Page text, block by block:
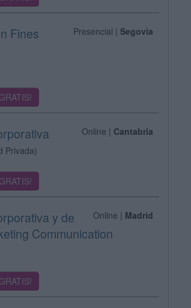
Presencial | Segovia
Fines
Online | Cantabria
Privada)
Online | Madrid
y de
Communication